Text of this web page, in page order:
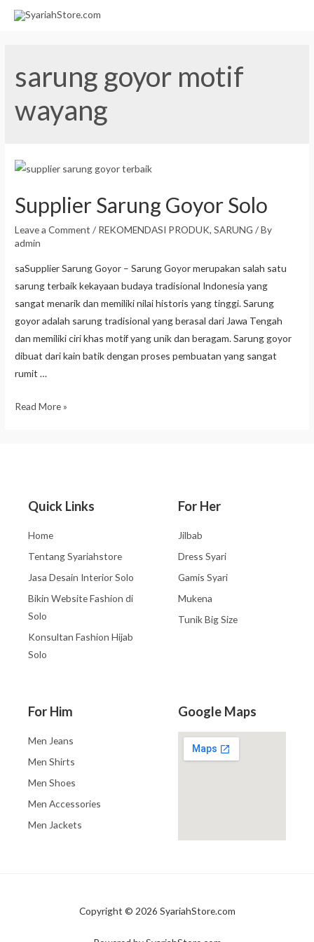
sarung goyor motif
wayang
Supplier Sarung Goyor Solo
Leave a Comment / REKOMENDASI PRODUK,SARUNG / By
admin
saSupplier Sarung Goyor – Sarung Goyor merupakan salah satu
sarung terbaik kekayaan budaya tradisional Indonesia yang
sangat menarik dan memiliki nilai historis yang tinggi. Sarung
goyor adalah sarung tradisional yang berasal dari Jawa Tengah
dan memiliki ciri khas motif yang unik dan beragam. Sarung goyor
dibuat dari kain batik dengan proses pembuatan yang sangat
rumit …
Read More »
Quick Links
Home
Tentang Syariahstore
Jasa Desain Interior Solo
Bikin Website Fashion di
Solo
Konsultan Fashion Hijab
Solo
For Her
Jilbab
Dress Syari
Gamis Syari
Mukena
Tunik Big Size
For Him
Men Jeans
Men Shirts
Men Shoes
Men Accessories
Men Jackets
Google Maps
Copyright © 2026 SyariahStore.com